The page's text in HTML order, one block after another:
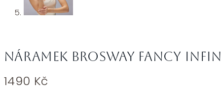
Náramek Brosway Fancy
1490 Kč